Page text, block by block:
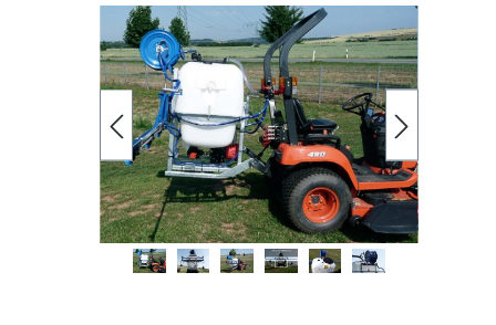
Bildergalerie überspringen